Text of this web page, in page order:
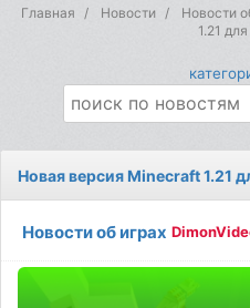
Главная Новости Новости
1.21
Новая версия Minecraft 1.21
Новости об играх